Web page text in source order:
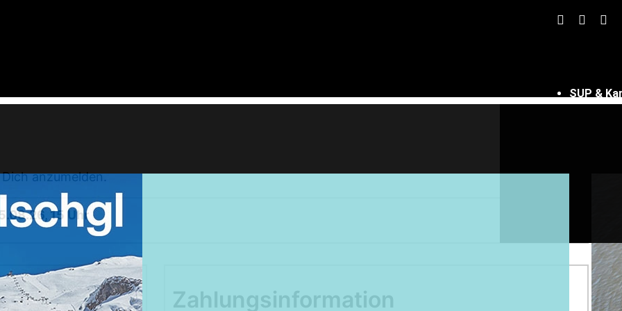
Weekendtrips
Ischgl: Closing 4 Tagestour
Ski & Snowboardservice
Infos Service
Service buchen
SUP &
anzumelden.
15 Uhr
Zahlungsinformation